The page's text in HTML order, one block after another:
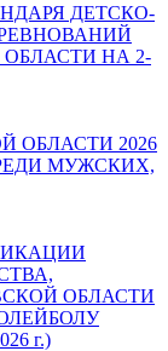
ДЕТСКО-
НА 2-
ОБЛАСТИ 2026
МУЖСКИХ,
ОБЛАСТИ
г.)